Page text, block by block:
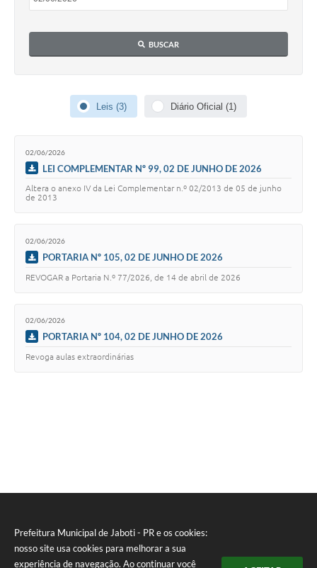
Prefeitura Municipal de Jaboti - PR e os cookies:
nosso site usa cookies para melhorar a sua
experiência de navegação. Ao continuar você
BUSCAR
Leis (3) Diário Oficial (1)
02/06/2026
LEI COMPLEMENTAR Nº 99, 02 DE JUNHO DE 2026
Altera o anexo IV da Lei Complementar n.º 02/2013 de 05 de junho
de 2013
02/06/2026
PORTARIA Nº 105, 02 DE JUNHO DE 2026
REVOGAR a Portaria N.º 77/2026, de 14 de abril de 2026
02/06/2026
PORTARIA Nº 104, 02 DE JUNHO DE 2026
Revoga aulas extraordinárias